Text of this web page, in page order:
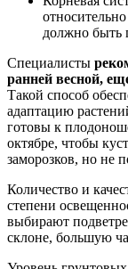
должно быть
Специалисты
ранней весной,
Такой способ
адаптацию
готовы к
октябре, чтобы
заморозков, но не
Количество и
степени
выбирают
склоне, большую